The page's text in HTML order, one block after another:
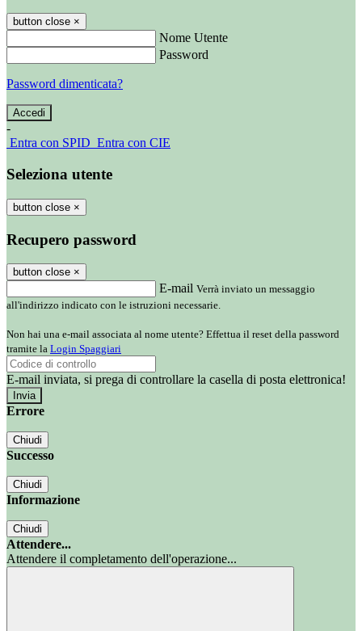
button close ×
Nome Utente
Password
Password dimenticata?
-
Entra con SPID Entra con CIE
Seleziona utente
button close ×
Recupero password
button close ×
E-mail Verrà inviato un messaggio
all'indirizzo indicato con le istruzioni necessarie.
Non hai una e-mail associata al nome utente? Effettua il reset della password
tramite la Login Spaggiari
E-mail inviata, si prega di controllare la casella di posta elettronica!
Errore
Chiudi
Successo
Chiudi
Informazione
Chiudi
Attendere...
Attendere il completamento dell'operazione...